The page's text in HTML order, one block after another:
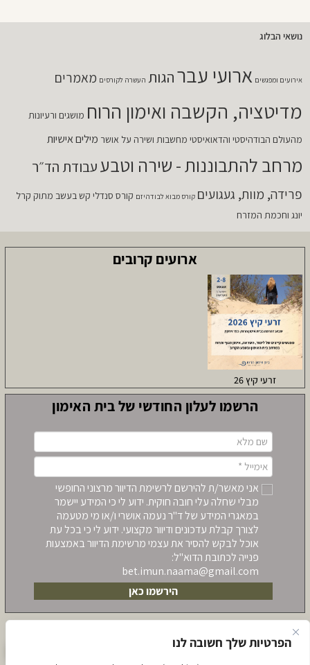
הפרטיות שלך חשובה לנו
נושאי הבלוג
אירועים ומפגשים ארועי עברהגות העשרה לקורסים מאמרים
מדיטציה, הקשבה ואימון הרוח מושגים ורעיונות
מהעולם הבודהיסטי והדאואיסטי מחשבות ושירה על אושר מילים אישיות
מרחב להתבוננות - שירה וטבעעבודת הד״ר
פרידה, מוות, געגועים קורס מבוא לבודהיזם קורס סנדלי קש בעשב מתוק קרל
יונג וחכמת המזרח
ארועים קרובים
זרעי קיץ 26
הרשמו לעלון החודשי של בית האימון
אני מאשר/ת להירשם לרשימת הדיוור מרצוני החופשי
מבלי שחלה עלי חובה חוקית. ידוע לי כי המידע יישמר
במאגרי המידע של ד"ר נעמה אושרי ו/או מי מטעמה
לצורך קבלת עדכונים ודיוור מקצועי. ידוע לי כי בכל עת
אוכל לבקש להסיר את עצמי מרשימת הדיוור באמצעות
פנייה לכתובת הדוא"ל:
bet.imun.naama@gmail.com‏
הירשמו כאן
לתאום שיחת יעוץ לקראת הרשמה ללימודים